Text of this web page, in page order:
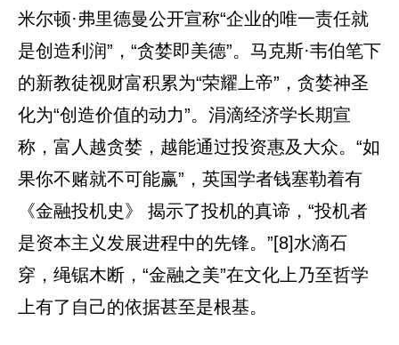
米尔顿·弗里德曼公开宣称“企业的唯一责任就
是创造利润”，“贪婪即美德”。马克斯·韦伯笔下
的新教徒视财富积累为“荣耀上帝”，贪婪神圣
化为“创造价值的动力”。涓滴经济学长期宣
称，富人越贪婪，越能通过投资惠及大众。“如
果你不赌就不可能赢”，英国学者钱塞勒着有
《金融投机史》 揭示了投机的真谛，“投机者
是资本主义发展进程中的先锋。”[8]水滴石
穿，绳锯木断，“金融之美”在文化上乃至哲学
上有了自己的依据甚至是根基。